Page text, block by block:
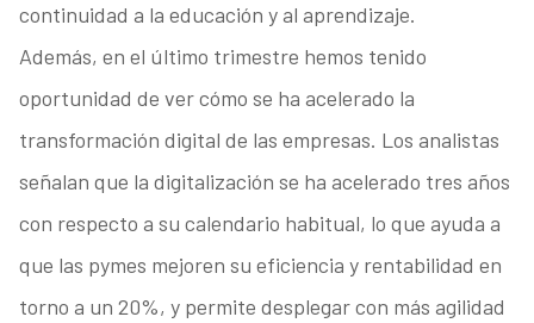
continuidad a la educación y al aprendizaje.
Además, en el último trimestre hemos tenido
oportunidad de ver cómo se ha acelerado la
transformación digital de las empresas. Los analistas
señalan que la digitalización se ha acelerado tres años
con respecto a su calendario habitual, lo que ayuda a
que las pymes mejoren su eficiencia y rentabilidad en
torno a un 20%, y permite desplegar con más agilidad